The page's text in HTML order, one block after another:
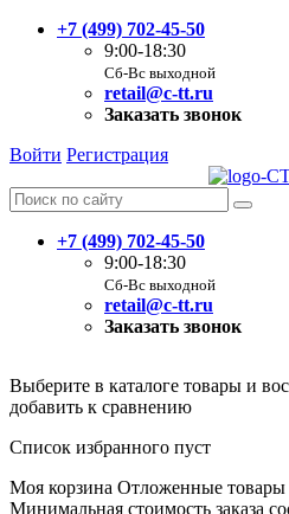
+7 (499) 702-45-50
9:00-18:30
Сб-Вс выходной
retail@c-tt.ru
Заказать звонок
Войти Регистрация
+7 (499) 702-45-50
9:00-18:30
Сб-Вс выходной
retail@c-tt.ru
Заказать звонок
Выберите в каталоге товары и
добавить к сравнению
Список избранного пуст
Моя корзина Отложенные товары
Минимальная стоимость заказа